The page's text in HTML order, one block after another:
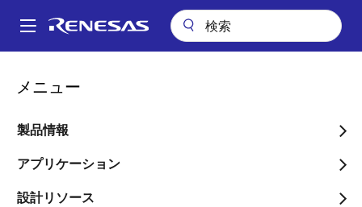
ン
Main
メニュー
製品情報
アプリケーション
設計リソース
パ
ン
く
ず
産業用ネットワーク＆機能安全対応モータ制御システム
産業用ネットワーク＆機能
安全対応モータ制御システ
ム